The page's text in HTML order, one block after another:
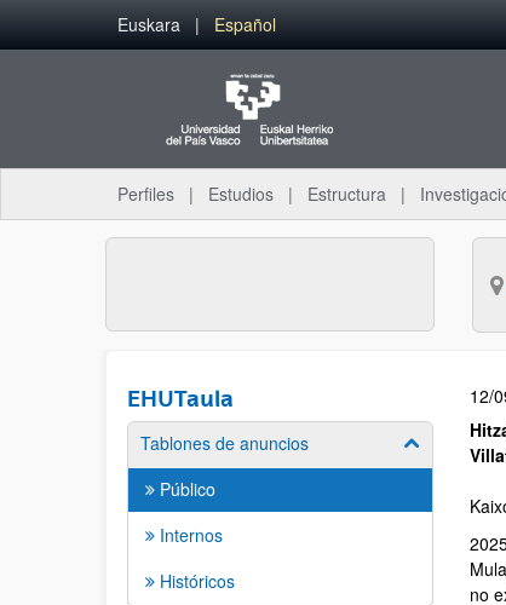
Euskara Español
Perfiles Estudios Estructura
EHUTaula
Tablones de anuncios
Público
Internos
Históricos
12/
no